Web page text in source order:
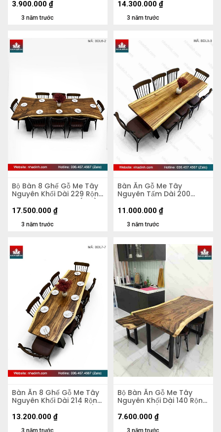
(mm)
3 năm trước
3.900.000 ₫
3 năm trước
14.300.000 ₫
Bộ Bàn 8 Ghế Gỗ Me Tây
Nguyên Khối Dài 229 Rộng
98-78-100 Dày 7,5 (cm)
3 năm trước
17.500.000 ₫
Bàn Ăn Gỗ Me Tây
Nguyên Tấm Dài 200
(cm)
3 năm trước
11.000.000 ₫
Bàn Ăn 8 Ghế Gỗ Me Tây
Nguyên Khối Dài 214 Rộng
64,5-77-80 Dày 5 (cm)
13.200.000 ₫
Bộ Bàn Ăn Gỗ Me Tây
Nguyên Khối Dài 140 Rộng
71 Cao 75 (cm)
7.600.000 ₫